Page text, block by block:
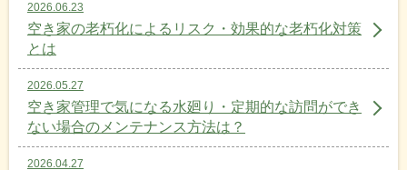
2026.06.23
空き家の老朽化によるリスク・効果的な老朽化対策
とは
2026.05.27
空き家管理で気になる水廻り・定期的な訪問ができ
ない場合のメンテナンス方法は？
2026.04.27